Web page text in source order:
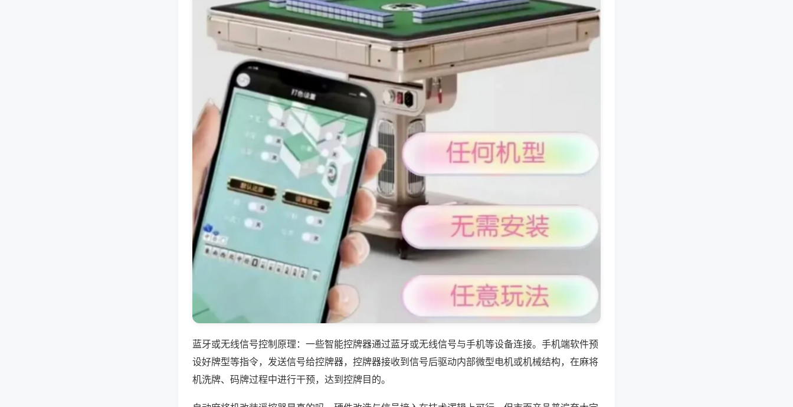
蓝牙或无线信号控制原理：一些智能控牌器通过蓝牙或无线信号与手机等设备连接。手机端软件预
设好牌型等指令，发送信号给控牌器，控牌器接收到信号后驱动内部微型电机或机械结构，在麻将
机洗牌、码牌过程中进行干预，达到控牌目的。